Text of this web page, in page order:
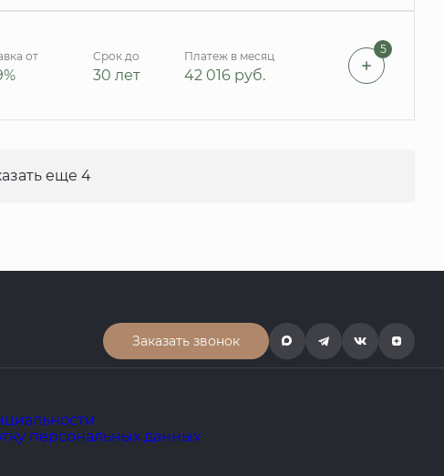
от Срок до
30 лет
Платеж в месяц
42 016 руб.
5
еще 4
Заказать звонок
персональных данных